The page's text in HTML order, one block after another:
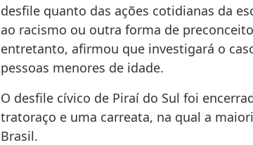
desfile quanto das ações cotidianas da
ao racismo ou outra forma de
entretanto, afirmou que investigará o
pessoas menores de idade.
O desfile cívico de Piraí do Sul foi
tratoraço e uma carreata, na qual a
Brasil.